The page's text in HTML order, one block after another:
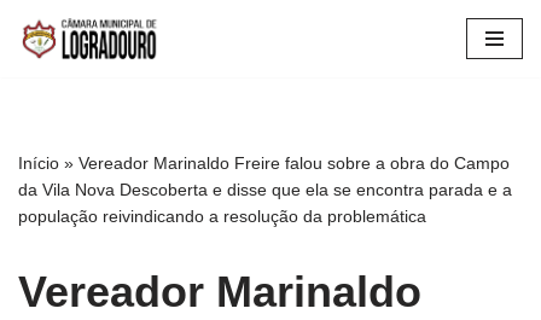
Pular
Início » Vereador Marinaldo Freire falou sobre a obra do Campo
da Vila Nova Descoberta e disse que ela se encontra parada e a
população reivindicando a resolução da problemática
Vereador Marinaldo